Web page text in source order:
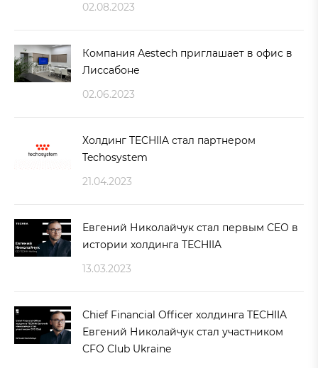
02.08.2023
Компания Aestech приглашает в офис в
Лиссабоне
02.06.2023
Холдинг TECHIIA стал партнером
Techosystem
21.04.2023
Евгений Николайчук стал первым СЕО в
истории холдинга TECHIIA
13.03.2023
Chief Financial Officer холдинга TECHIIA
Евгений Николайчук стал участником
CFO Club Ukraine